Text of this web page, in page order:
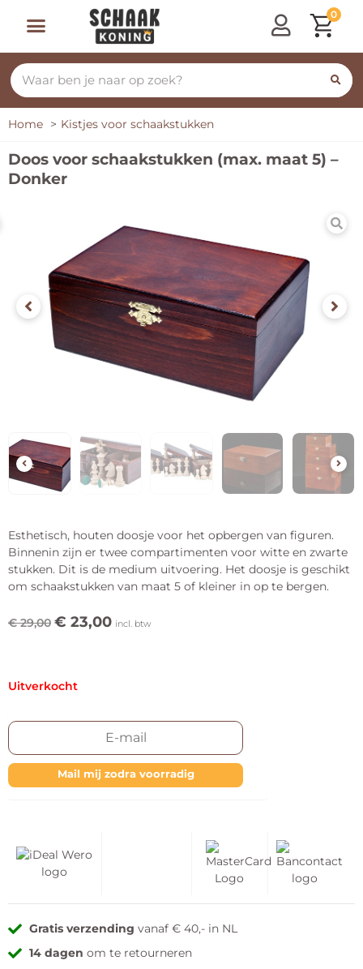
0
Home Kistjes voor schaakstukken
Doos voor schaakstukken (max. maat 5) –
Donker
Esthetisch, houten doosje voor het opbergen van figuren.
Binnenin zijn er twee compartimenten voor witte en zwarte
stukken. Dit is de medium uitvoering. Het doosje is geschikt
om schaakstukken van maat 5 of kleiner in op te bergen.
€29,00 € 23,00 incl. btw
Uitverkocht
Mail mij zodra voorradig
Gratis verzending vanaf € 40,- in NL
14 dagen om te retourneren